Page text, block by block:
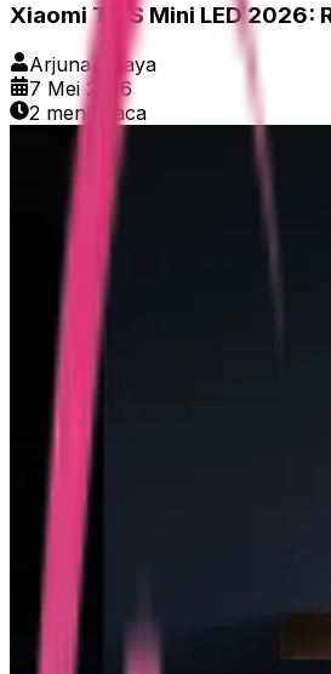
Xiaomi TV S Mini LED 2026:
Arjuna Wijaya
7 Mei 2026
2 menit baca